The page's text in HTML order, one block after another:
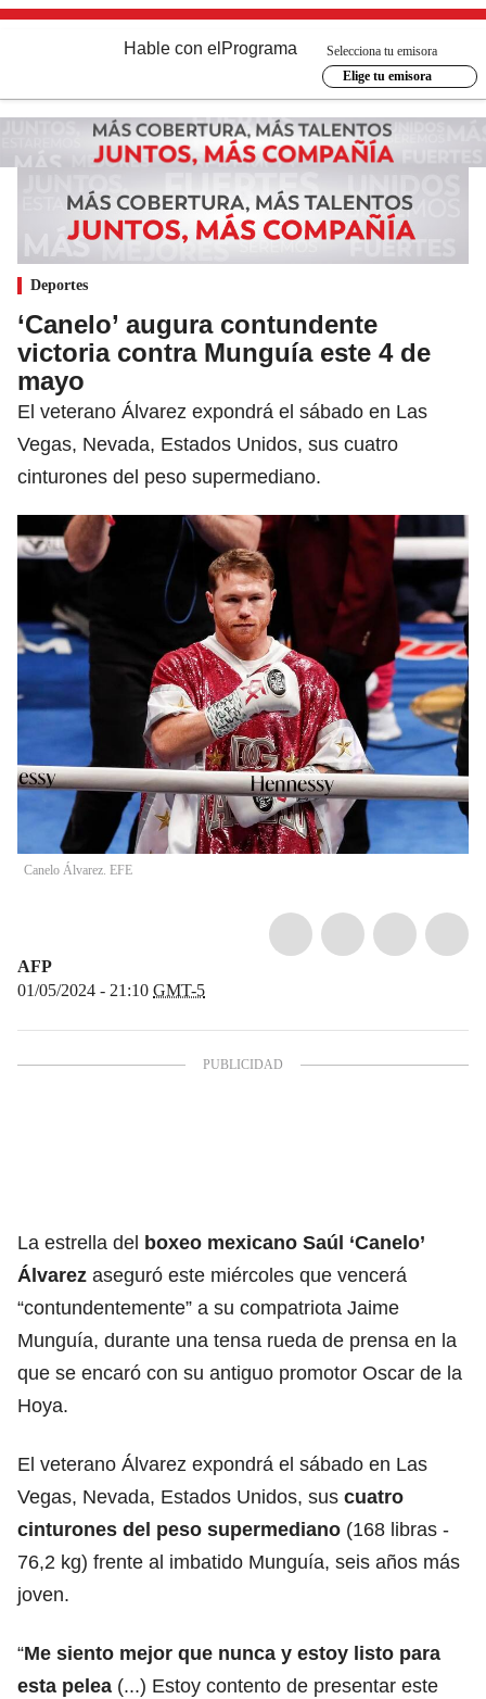
Hable con el Programa
Selecciona tu emisora
Elige tu emisora
Deportes
‘Canelo’ augura contundente
victoria contra Munguía este 4 de
mayo
El veterano Álvarez expondrá el sábado en Las
Vegas, Nevada, Estados Unidos, sus cuatro
cinturones del peso supermediano.
Canelo Álvarez. EFE
AFP
01/05/2024 - 21:10 GMT-5
La estrella del boxeo mexicano Saúl ‘Canelo’
Álvarez aseguró este miércoles que vencerá
“contundentemente” a su compatriota Jaime
Munguía, durante una tensa rueda de prensa en la
que se encaró con su antiguo promotor Oscar de la
Hoya.
El veterano Álvarez expondrá el sábado en Las
Vegas, Nevada, Estados Unidos, sus cuatro
cinturones del peso supermediano (168 libras -
76,2 kg) frente al imbatido Munguía, seis años más
joven.
“Me siento mejor que nunca y estoy listo para
esta pelea (...) Estoy contento de presentar este